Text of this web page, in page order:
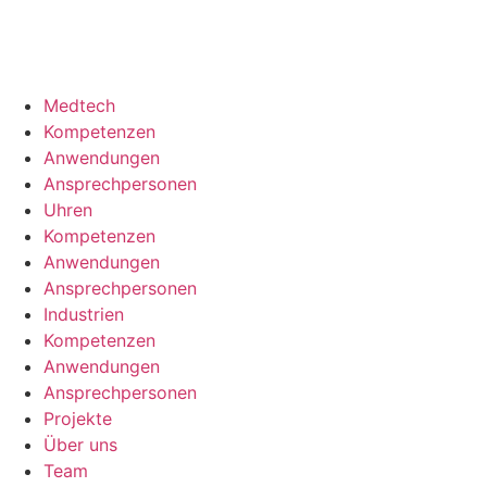
Medtech
Kompetenzen
Anwendungen
Ansprechpersonen
Uhren
Kompetenzen
Anwendungen
Ansprechpersonen
Industrien
Kompetenzen
Anwendungen
Ansprechpersonen
Projekte
Über uns
Team